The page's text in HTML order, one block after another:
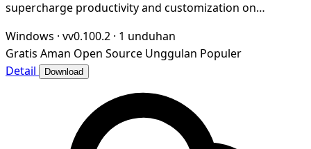
supercharge productivity and customization on
Windows · vv0.100.2 · 1 unduhan
Gratis Aman Open Source Unggulan Populer
Detail
Download